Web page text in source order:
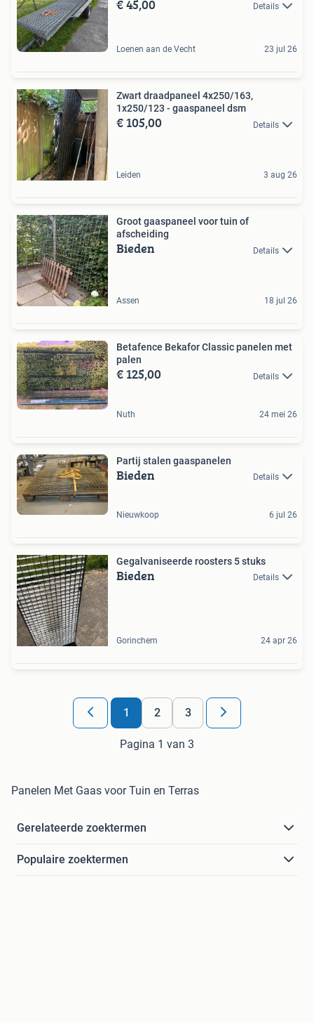
€ 45,00 Details
Loenen aan de Vecht 23 jul 26
Zwart draadpaneel 4x250/163,
1x250/123 - gaaspaneel dsm
€ 105,00 Details
Leiden 3 aug 26
Groot gaaspaneel voor tuin of
afscheiding
Bieden Details
Assen 18 jul 26
Betafence Bekafor Classic panelen met
palen
€ 125,00 Details
Nuth 24 mei 26
Partij stalen gaaspanelen
Bieden Details
Nieuwkoop 6 jul 26
Gegalvaniseerde roosters 5 stuks
Bieden Details
Gorinchem 24 apr 26
1 2 3
Pagina 1 van 3
Panelen Met Gaas voor Tuin en Terras
Gerelateerde zoektermen
Populaire zoektermen